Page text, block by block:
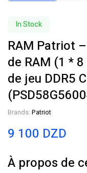
In Stock
RAM Patriot
de RAM (1 *
de jeu DDR5
Brands: Patriot
9 100 DZD
À propos de